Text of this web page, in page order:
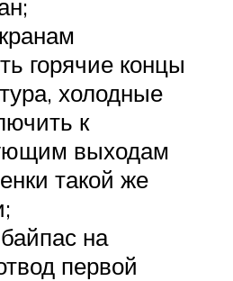
горячие концы
холодные
к
выходам
такой же
на
первой